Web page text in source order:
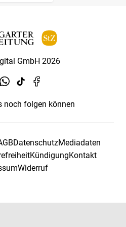
GmbH 2026
noch folgen können
DatenschutzMediadaten
KündigungKontakt
Widerruf